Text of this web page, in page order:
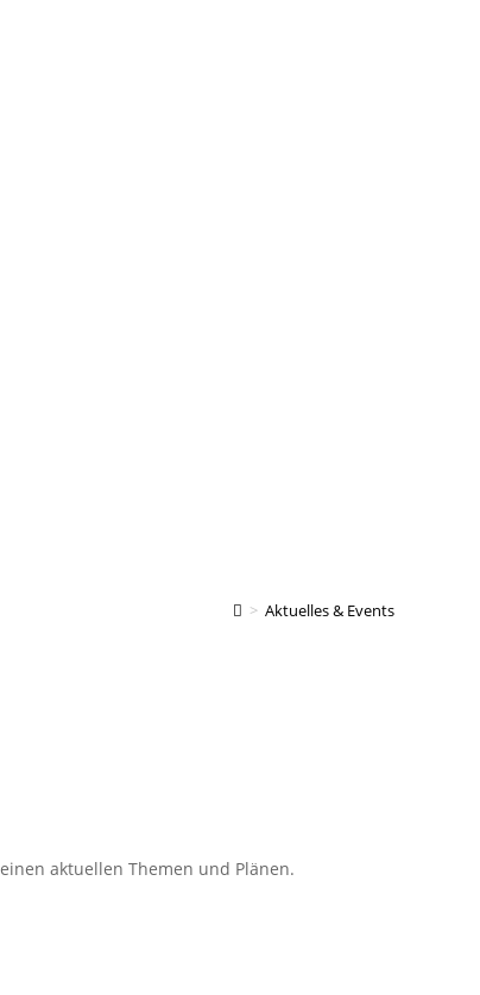
> Aktuelles & Events
aktuellen Themen und Plänen.